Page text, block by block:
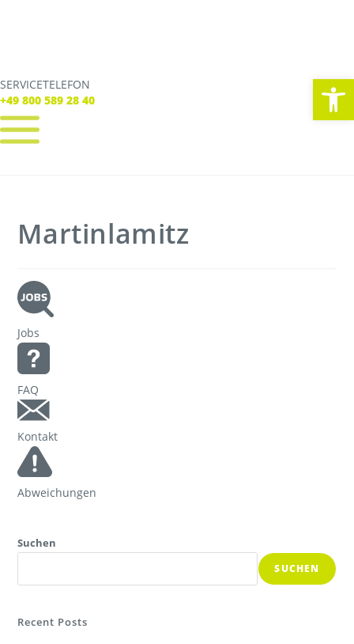
SERVICETELEFON
+49 800 589 28 40
SERVICE TELEFON
+49 800 589 28 40
Tickets
Freizeit
Martinlamitz
Jobs
FAQ
Kontakt
Abweichungen
Suchen
SUCHEN
Recent Posts